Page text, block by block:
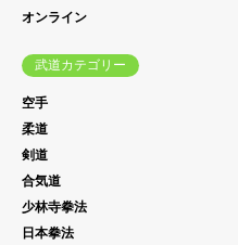
オンライン
武道カテゴリー
空手
柔道
剣道
合気道
少林寺拳法
日本拳法